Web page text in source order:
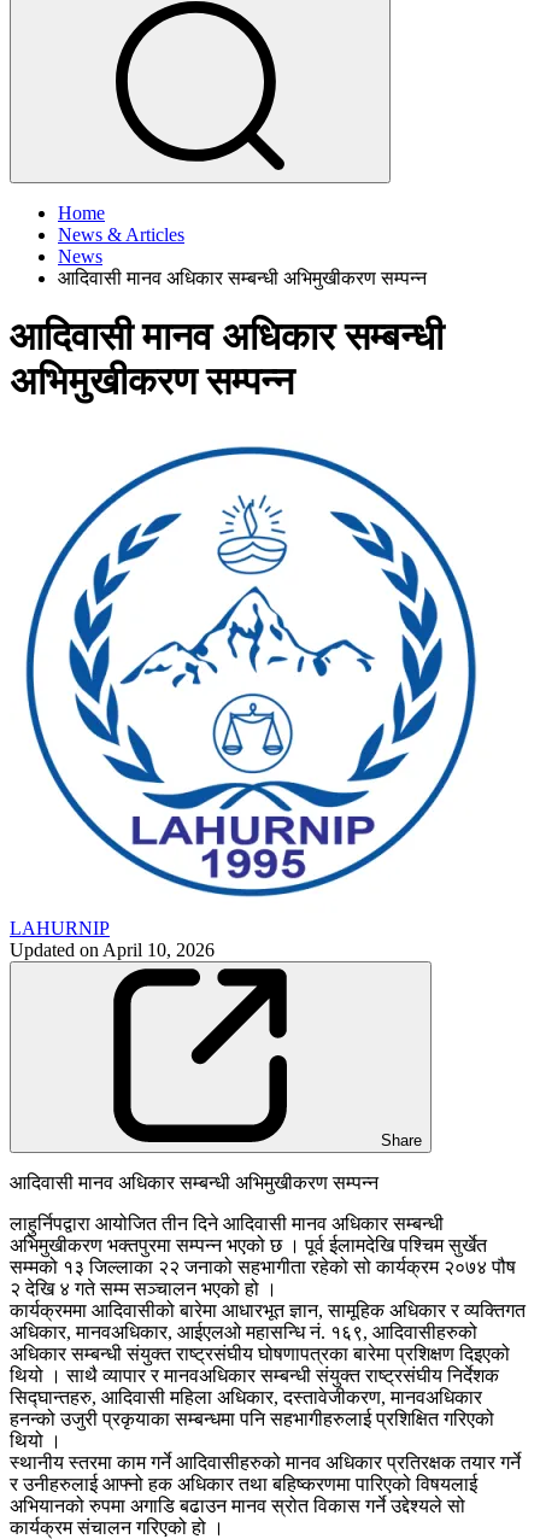
Home
News & Articles
News
आदिवासी मानव अधिकार सम्बन्धी अभिमुखीकरण सम्पन्न
आदिवासी मानव अधिकार सम्बन्धी
अभिमुखीकरण सम्पन्न
LAHURNIP
Updated on April 10, 2026
Share
आदिवासी मानव अधिकार सम्बन्धी अभिमुखीकरण सम्पन्न
लाहुर्निपद्वारा आयोजित तीन दिने आदिवासी मानव अधिकार सम्बन्धी
अभिमुखीकरण भक्तपुरमा सम्पन्न भएको छ । पूर्व ईलामदेखि पश्चिम सुर्खेत
सम्मको १३ जिल्लाका २२ जनाको सहभागीता रहेको सो कार्यक्रम २०७४ पौष
२ देखि ४ गते सम्म सञ्चालन भएको हो ।
कार्यक्रममा आदिवासीको बारेमा आधारभूत ज्ञान, सामूहिक अधिकार र व्यक्तिगत
अधिकार, मानवअधिकार, आईएलओ महासन्धि नं. १६९, आदिवासीहरुको
अधिकार सम्बन्धी संयुक्त राष्ट्रसंघीय घोषणापत्रका बारेमा प्रशिक्षण दिइएको
थियो । साथै व्यापार र मानवअधिकार सम्बन्धी संयुक्त राष्ट्रसंघीय निर्देशक
सिद्घान्तहरु, आदिवासी महिला अधिकार, दस्तावेजीकरण, मानवअधिकार
हनन्को उजुरी प्रकृयाका सम्बन्धमा पनि सहभागीहरुलाई प्रशिक्षित गरिएको
थियो ।
स्थानीय स्तरमा काम गर्ने आदिवासीहरुको मानव अधिकार प्रतिरक्षक तयार गर्ने
र उनीहरुलाई आफ्नो हक अधिकार तथा बहिष्करणमा पारिएको विषयलाई
अभियानको रुपमा अगाडि बढाउन मानव स्रोत विकास गर्ने उद्देश्यले सो
कार्यक्रम संचालन गरिएको हो ।